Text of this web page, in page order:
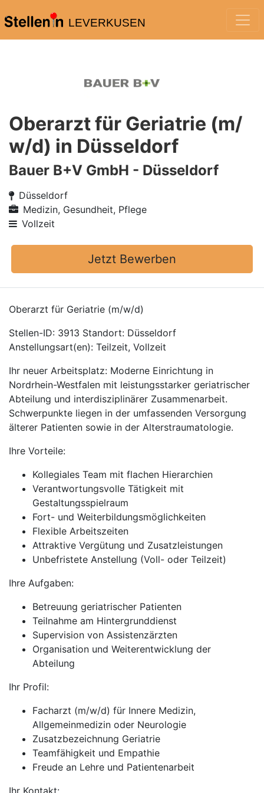
LEVERKUSEN
Oberarzt für Geriatrie (m/
w/d) in Düsseldorf
Bauer B+V GmbH - Düsseldorf
Düsseldorf
Medizin, Gesundheit, Pflege
Vollzeit
Jetzt Bewerben
Oberarzt für Geriatrie (m/w/d)
Stellen-ID: 3913 Standort: Düsseldorf
Anstellungsart(en): Teilzeit, Vollzeit
Ihr neuer Arbeitsplatz: Moderne Einrichtung in
Nordrhein-Westfalen mit leistungsstarker geriatrischer
Abteilung und interdisziplinärer Zusammenarbeit.
Schwerpunkte liegen in der umfassenden Versorgung
älterer Patienten sowie in der Alterstraumatologie.
Ihre Vorteile:
Kollegiales Team mit flachen Hierarchien
Verantwortungsvolle Tätigkeit mit
Gestaltungsspielraum
Fort- und Weiterbildungsmöglichkeiten
Flexible Arbeitszeiten
Attraktive Vergütung und Zusatzleistungen
Unbefristete Anstellung (Voll- oder Teilzeit)
Ihre Aufgaben:
Betreuung geriatrischer Patienten
Teilnahme am Hintergrunddienst
Supervision von Assistenzärzten
Organisation und Weiterentwicklung der
Abteilung
Ihr Profil:
Facharzt (m/w/d) für Innere Medizin,
Allgemeinmedizin oder Neurologie
Zusatzbezeichnung Geriatrie
Teamfähigkeit und Empathie
Freude an Lehre und Patientenarbeit
Ihr Kontakt: